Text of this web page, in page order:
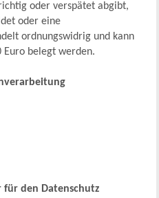
oder verspätet abgibt,
oder eine
ordnungswidrig und kann
Euro belegt werden.
für den Datenschutz